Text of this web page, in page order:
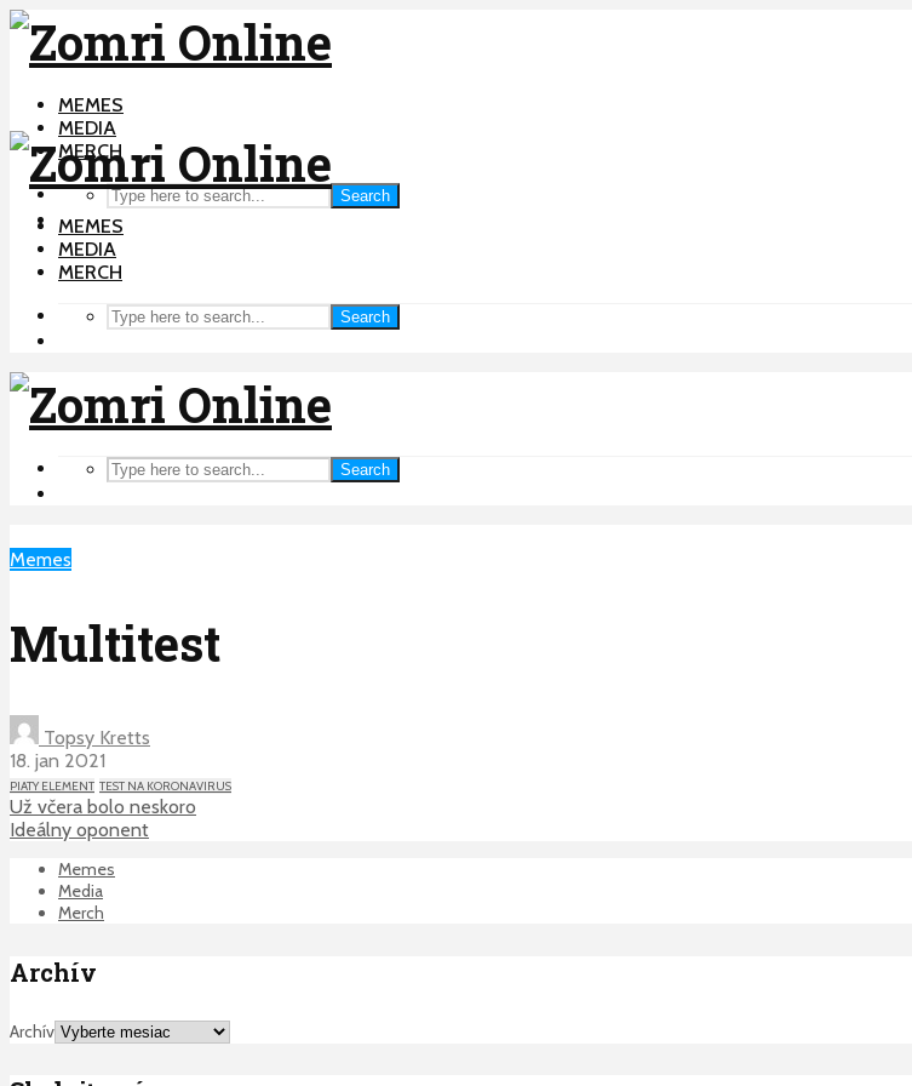
MEMES
MEDIA
MERCH
Search
MEMES
MEDIA
MERCH
Search
Search
Memes
Multitest
Topsy Kretts
18. jan 2021
PIATY ELEMENT TEST NA KORONAVIRUS
Už včera bolo neskoro
Ideálny oponent
Memes
Media
Merch
Archív
Archív